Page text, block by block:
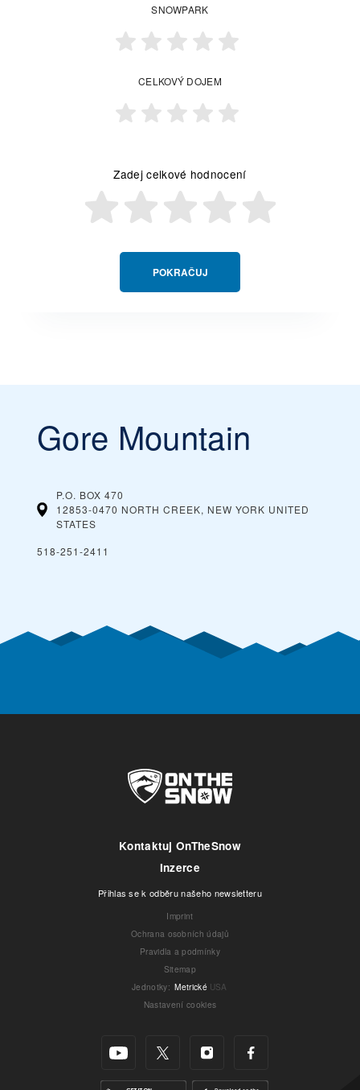
POKRAČUJ
SNOWPARK
CELKOVÝ DOJEM
Zadej celkové hodnocení
Gore Mountain
P.O. BOX 470
12853-0470 NORTH CREEK, NEW YORK UNITED
STATES
518-251-2411
Kontaktuj OnTheSnow
Inzerce
Přihlas se k odběru našeho newsletteru
Imprint
Ochrana osobních údajů
Pravidla a podmínky
Sitemap
Jednotky: Metrické USA
Nastavení cookies